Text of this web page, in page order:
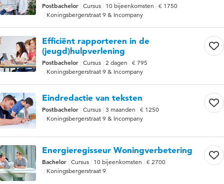
Postbachelor Cursus 10 bijeenkomsten
€ 1750
Koningsbergerstraat 9 & Incompany
Efficiënt rapporteren in de
(jeugd)hulpverlening
Postbachelor Cursus 2 dagen
€ 795
Koningsbergerstraat 9 & Incompany
Eindredactie van teksten
Postbachelor Cursus 3 maanden
€ 1250
Koningsbergerstraat 9 & Incompany
Energieregisseur Woningverbetering
Bachelor Cursus 10 bijeenkomsten
€ 2700
Koningsbergerstraat 9